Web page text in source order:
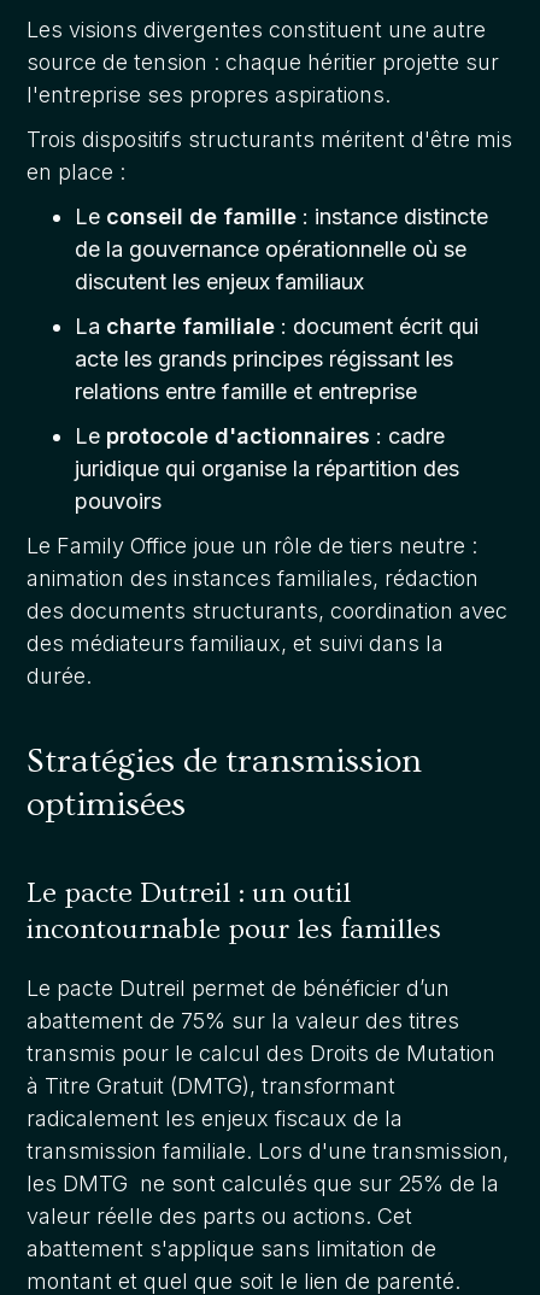
Les visions divergentes constituent une autre
source de tension : chaque héritier projette sur
l'entreprise ses propres aspirations.
Trois dispositifs structurants méritent d'être mis
en place :
Le conseil de famille : instance distincte
de la gouvernance opérationnelle où se
discutent les enjeux familiaux
La charte familiale : document écrit qui
acte les grands principes régissant les
relations entre famille et entreprise
Le protocole d'actionnaires : cadre
juridique qui organise la répartition des
pouvoirs
Le Family Office joue un rôle de tiers neutre :
animation des instances familiales, rédaction
des documents structurants, coordination avec
des médiateurs familiaux, et suivi dans la
durée.
Stratégies de transmission
optimisées
Le pacte Dutreil : un outil
incontournable pour les familles
Le pacte Dutreil permet de bénéficier d’un
abattement de 75% sur la valeur des titres
transmis pour le calcul des Droits de Mutation
à Titre Gratuit (DMTG), transformant
radicalement les enjeux fiscaux de la
transmission familiale. Lors d'une transmission,
les DMTG ne sont calculés que sur 25% de la
valeur réelle des parts ou actions. Cet
abattement s'applique sans limitation de
montant et quel que soit le lien de parenté.